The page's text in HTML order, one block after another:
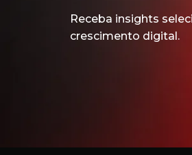
Receba insights
crescimento digital.